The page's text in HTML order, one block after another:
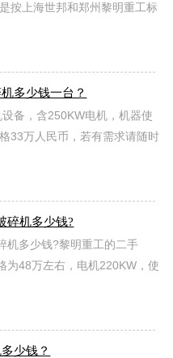
按上海世邦和郑州黎明重工标
多少钱一台？
备，含250KW电机，机器使
33万人民币，若有需求请随时
碎机多少钱?
机多少钱?黎明重工的二手
为48万左右，电机220KW，使
少钱？